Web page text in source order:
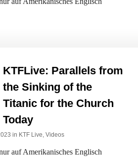
KTFLive: Parallels from
the Sinking of the
Titanic for the Church
Today
in KTF Live, Videos
auf Amerikanisches Englisch